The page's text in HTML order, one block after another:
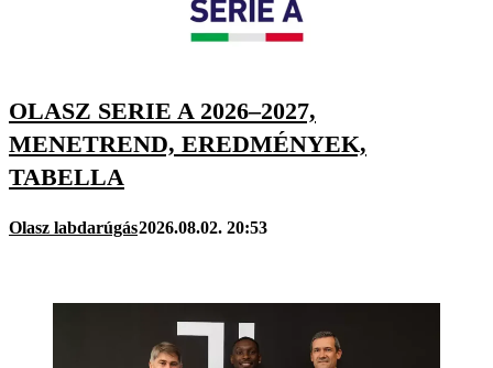
OLASZ SERIE A 2026–2027,
MENETREND, EREDMÉNYEK,
TABELLA
Olasz labdarúgás2026.08.02. 20:53